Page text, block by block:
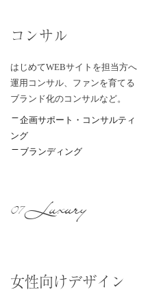
コンサル
はじめてWEBサイトを担当方へ
運用コンサル、ファンを育てる
ブランド化のコンサルなど。
企画サポート・コンサルティ
ング
ブランディング
07Luxury
女性向けデザイン